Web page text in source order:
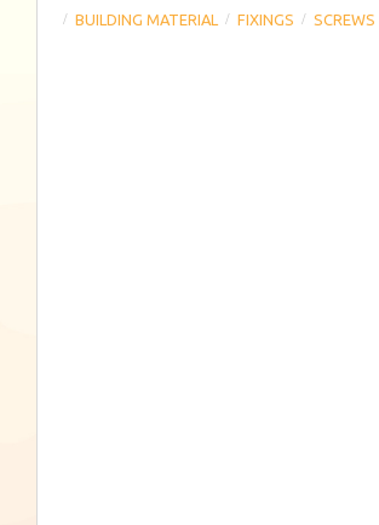
BUILDING MATERIAL FIXINGS SCREWS